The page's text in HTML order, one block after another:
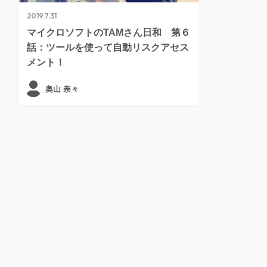
2019.7.31
マイクロソフトのTAMさん日和 第６
話：ツールを使って自動リスクアセス
メント！
奥山 奈々